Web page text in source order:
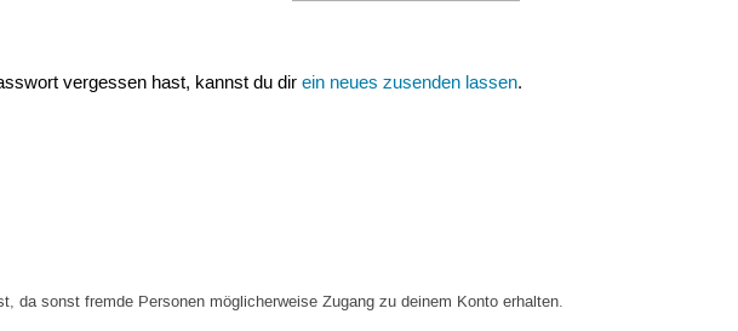
vergessen hast, kannst du direin neues zusenden lassen.
da sonst fremde Personen möglicherweise Zugang zu deinem Konto erhalten.